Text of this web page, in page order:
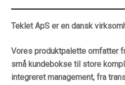
Teklet ApS er en dansk
Vores produktpalette omfatter
små kundebokse til store
integreret management, fra